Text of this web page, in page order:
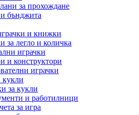
за прохождане
бънджита
и книжки
за легло и количка
играчки
и конструктори
играчки
кукли
за кукли
и работилници
за игра